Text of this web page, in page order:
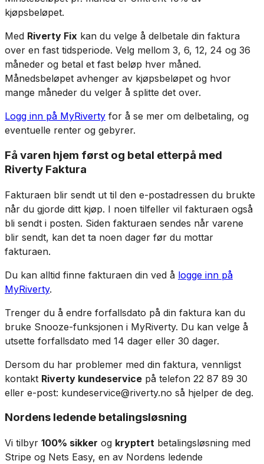
kjøpsbeløpet.
Med Riverty Fix kan du velge å delbetale din faktura
over en fast tidsperiode. Velg mellom 3, 6, 12, 24 og 36
måneder og betal et fast beløp hver måned.
Månedsbeløpet avhenger av kjøpsbeløpet og hvor
mange måneder du velger å splitte det over.
Logg inn på MyRiverty for å se mer om delbetaling, og
eventuelle renter og gebyrer.
Få varen hjem først og betal etterpå med
Riverty Faktura
Fakturaen blir sendt ut til den e-postadressen du brukte
når du gjorde ditt kjøp. I noen tilfeller vil fakturaen også
bli sendt i posten. Siden fakturaen sendes når varene
blir sendt, kan det ta noen dager før du mottar
fakturaen.
Du kan alltid finne fakturaen din ved å logge inn på
MyRiverty.
Trenger du å endre forfallsdato på din faktura kan du
bruke Snooze-funksjonen i MyRiverty. Du kan velge å
utsette forfallsdato med 14 dager eller 30 dager.
Dersom du har problemer med din faktura, vennligst
kontakt Riverty kundeservice på telefon 22 87 89 30
eller e-post: kundeservice@riverty.no så hjelper de deg.
Nordens ledende betalingsløsning
Vi tilbyr 100% sikker og kryptert betalingsløsning med
Stripe og Nets Easy, en av Nordens ledende